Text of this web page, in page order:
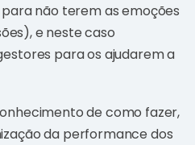
não terem as emoções
e neste caso
para os ajudarem a
de como fazer,
da performance dos